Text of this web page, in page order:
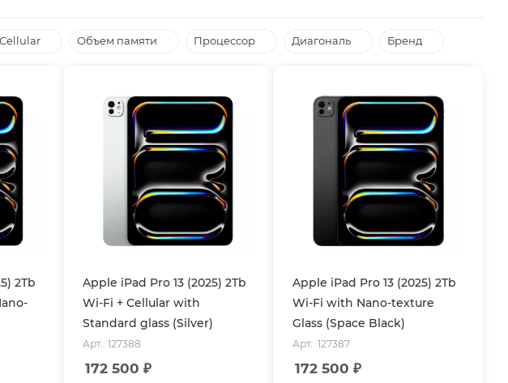
Объем памяти Процессор Диагональ Бренд
2Tb
Apple iPad Pro 13 (2025) 2Tb
Wi-Fi + Cellular with
Standard glass (Silver)
Арт.: 127388
172 500 ₽
Apple iPad Pro 13 (2025) 2Tb
Wi-Fi with Nano-texture
Glass (Space Black)
Арт.: 127387
172 500 ₽